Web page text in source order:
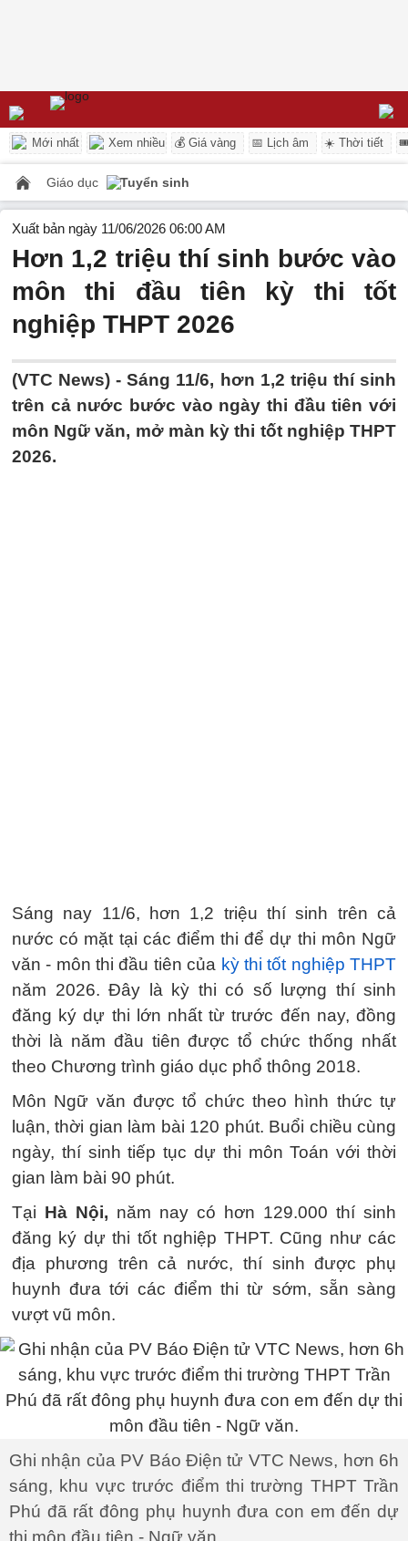
Mới nhất Xem nhiều 💰 Giá vàng 📅 Lịch âm ☀️ Thời tiết
Giáo dục Tuyển sinh
Xuất bản ngày 11/06/2026 06:00 AM
Hơn 1,2 triệu thí sinh bước vào
môn thi đầu tiên kỳ thi tốt
nghiệp THPT 2026
(VTC News) -Sáng 11/6, hơn 1,2 triệu thí sinh
trên cả nước bước vào ngày thi đầu tiên với
môn Ngữ văn, mở màn kỳ thi tốt nghiệp THPT
2026.
Sáng nay 11/6, hơn 1,2 triệu thí sinh trên cả
nước có mặt tại các điểm thi để dự thi môn Ngữ
văn - môn thi đầu tiên của kỳ thi tốt nghiệp THPT
năm 2026. Đây là kỳ thi có số lượng thí sinh
đăng ký dự thi lớn nhất từ trước đến nay, đồng
thời là năm đầu tiên được tổ chức thống nhất
theo Chương trình giáo dục phổ thông 2018.
Môn Ngữ văn được tổ chức theo hình thức tự
luận, thời gian làm bài 120 phút. Buổi chiều cùng
ngày, thí sinh tiếp tục dự thi môn Toán với thời
gian làm bài 90 phút.
Tại Hà Nội, năm nay có hơn 129.000 thí sinh
đăng ký dự thi tốt nghiệp THPT. Cũng như các
địa phương trên cả nước, thí sinh được phụ
huynh đưa tới các điểm thi từ sớm, sẵn sàng
vượt vũ môn.
Ghi nhận của PV Báo Điện tử VTC News, hơn 6h
sáng, khu vực trước điểm thi trường THPT Trần
Phú đã rất đông phụ huynh đưa con em đến dự
thi môn đầu tiên - Ngữ văn.